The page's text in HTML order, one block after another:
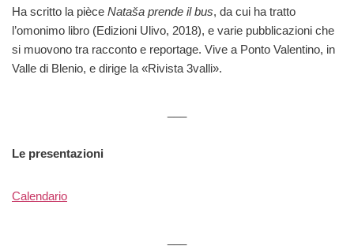
Ha scritto la pièce Nataša prende il bus, da cui ha tratto
l’omonimo libro (Edizioni Ulivo, 2018), e varie pubblicazioni che
si muovono tra racconto e reportage. Vive a Ponto Valentino, in
Valle di Blenio, e dirige la «Rivista 3valli».
Le presentazioni
Calendario